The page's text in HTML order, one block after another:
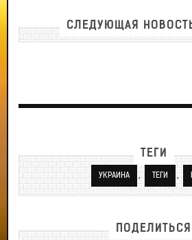
СЛЕДУЮЩАЯ
ТЕГИ
УКРАИНА , ТЕГИ ,
ПОДЕЛИТЬСЯ